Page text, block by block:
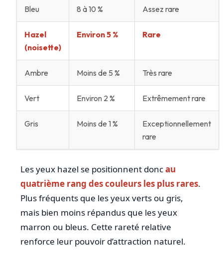
Bleu 8 à 10 % Assez rare
Hazel
(noisette)
Environ 5 % Rare
Ambre Moins de 5 % Très rare
Vert Environ 2 % Extrêmement rare
Gris Moins de 1 %
Exceptionnellement
rare
Les yeux hazel se positionnent doncau
quatrième rang des couleurs les plus rares.
Plus fréquents que les yeux verts ou gris,
mais bien moins répandus que les yeux
marron ou bleus. Cette rareté relative
renforce leur pouvoir d’attraction naturel.